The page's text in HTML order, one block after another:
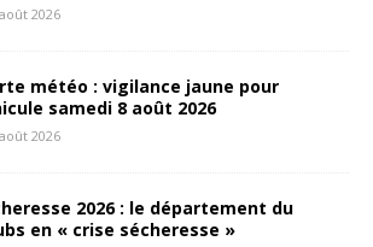
2026
météo : vigilance jaune pour
samedi 8 août 2026
2026
2026 : le département du
en « crise sécheresse »